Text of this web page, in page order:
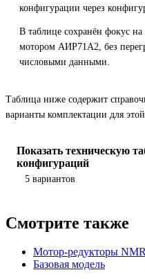
конфигурации через
В таблице сохранён фокус
мотором АИР71A2, без
числовыми данными.
Таблица ниже содержит
варианты комплектации для
Показать техническую
конфигураций
5 вариантов
Смотрите также
Мотор-редукторы
Базовая модель